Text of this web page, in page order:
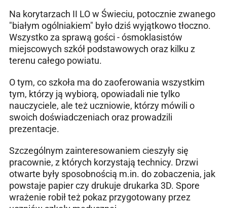
Na korytarzach II LO w Świeciu, potocznie zwanego
"białym ogólniakiem" było dziś wyjątkowo tłoczno.
Wszystko za sprawą gości - ósmoklasistów
miejscowych szkół podstawowych oraz kilku z
terenu całego powiatu.
O tym, co szkoła ma do zaoferowania wszystkim
tym, którzy ją wybiorą, opowiadali nie tylko
nauczyciele, ale też uczniowie, którzy mówili o
swoich doświadczeniach oraz prowadzili
prezentacje.
Szczególnym zainteresowaniem cieszyły się
pracownie, z których korzystają technicy. Drzwi
otwarte były sposobnością m.in. do zobaczenia, jak
powstaje papier czy drukuje drukarka 3D. Spore
wrażenie robił też pokaz przygotowany przez